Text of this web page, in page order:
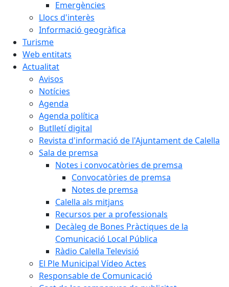
Emergències
Llocs d'interès
Informació geogràfica
Turisme
Web entitats
Actualitat
Avisos
Notícies
Agenda
Agenda política
Butlletí digital
Revista d'informació de l'Ajuntament de Calella
Sala de premsa
Notes i convocatòries de premsa
Convocatòries de premsa
Notes de premsa
Calella als mitjans
Recursos per a professionals
Decàleg de Bones Pràctiques de la
Comunicació Local Pública
Ràdio Calella Televisió
El Ple Municipal Vídeo Actes
Responsable de Comunicació